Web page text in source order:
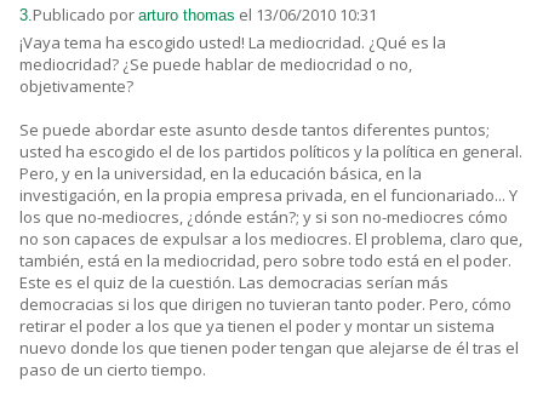
3.Publicado por arturo thomas el 13/06/2010 10:31
¡Vaya tema ha escogido usted! La mediocridad. ¿Qué es la
mediocridad? ¿Se puede hablar de mediocridad o no,
objetivamente?
Se puede abordar este asunto desde tantos diferentes puntos;
usted ha escogido el de los partidos políticos y la política en general.
Pero, y en la universidad, en la educación básica, en la
investigación, en la propia empresa privada, en el funcionariado... Y
los que no-mediocres, ¿dónde están?; y si son no-mediocres cómo
no son capaces de expulsar a los mediocres. El problema, claro que,
también, está en la mediocridad, pero sobre todo está en el poder.
Este es el quiz de la cuestión. Las democracias serían más
democracias si los que dirigen no tuvieran tanto poder. Pero, cómo
retirar el poder a los que ya tienen el poder y montar un sistema
nuevo donde los que tienen poder tengan que alejarse de él tras el
paso de un cierto tiempo.